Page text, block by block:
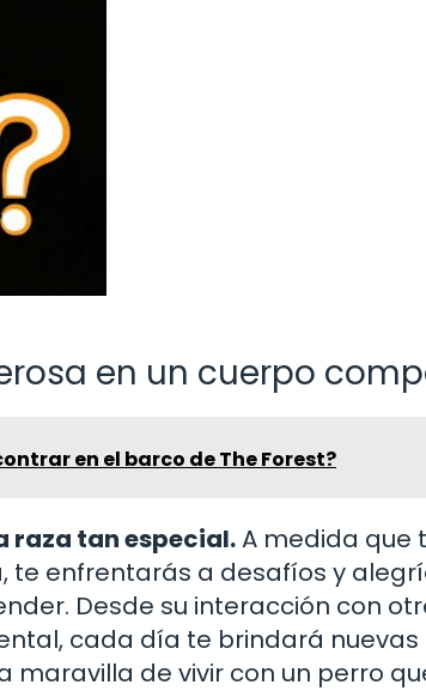
en un cuerpo
en el barco de The Forest?
raza tan especial.A medida que
te enfrentarás a desafíos y
Desde su interacción con
cada día te brindará nuevas
de vivir con un perro